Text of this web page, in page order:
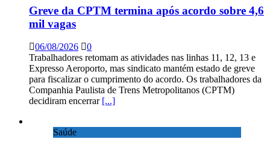
Greve da CPTM termina após acordo sobre 4,6
mil vagas
06/08/2026
0
Trabalhadores retomam as atividades nas linhas 11, 12, 13 e
Expresso Aeroporto, mas sindicato mantém estado de greve
para fiscalizar o cumprimento do acordo. Os trabalhadores da
Companhia Paulista de Trens Metropolitanos (CPTM)
decidiram encerrar [...]
Saúde